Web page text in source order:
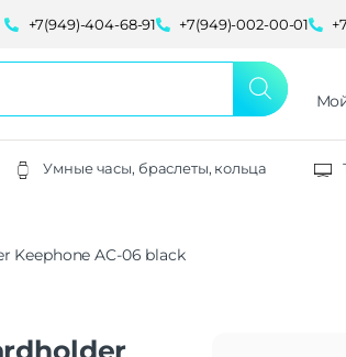
+7(949)-404-68-91 +7(949)-002-00-01
Умные часы, браслеты, кольца
Keephone AC-06 black